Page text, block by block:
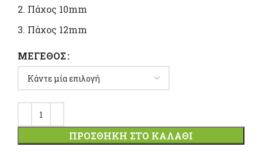
Πάχος 10mm
Πάχος 12mm
ΜΈΓΕΘΟΣ
ΠΡΟΣΘΉΚΗ ΣΤΟ ΚΑΛΆΘΙ